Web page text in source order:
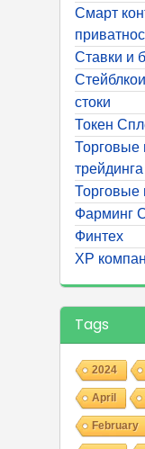
Смарт
Ставки и
стоки
Токен
Торговые
трейдинга
Торговые
Фарминг
Финтех
ХР
Tags
2024
April
February